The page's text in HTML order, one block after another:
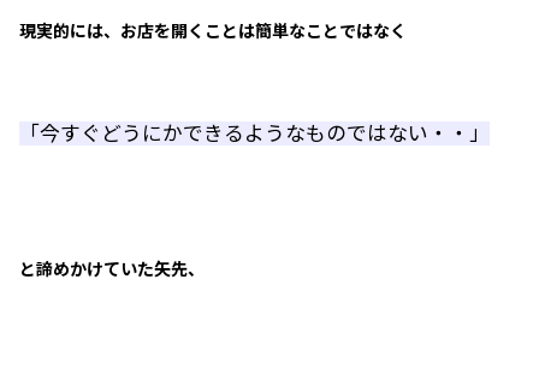
現実的には、お店を開くことは簡単なことではなく
「今すぐどうにかできるようなものではない・・」
と諦めかけていた矢先、